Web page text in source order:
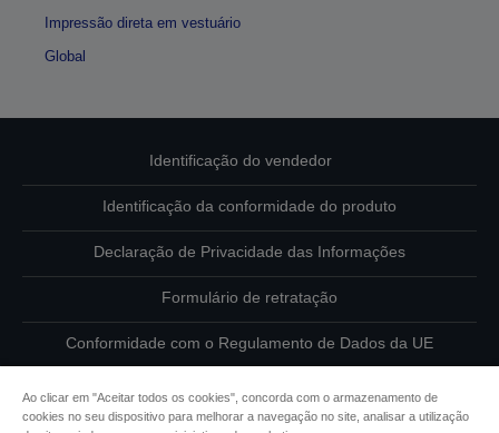
Impressão direta em vestuário
Global
Identificação do vendedor
Identificação da conformidade do produto
Declaração de Privacidade das Informações
Formulário de retratação
Conformidade com o Regulamento de Dados da UE
Ao clicar em "Aceitar todos os cookies", concorda com o armazenamento de
cookies no seu dispositivo para melhorar a navegação no site, analisar a utilização